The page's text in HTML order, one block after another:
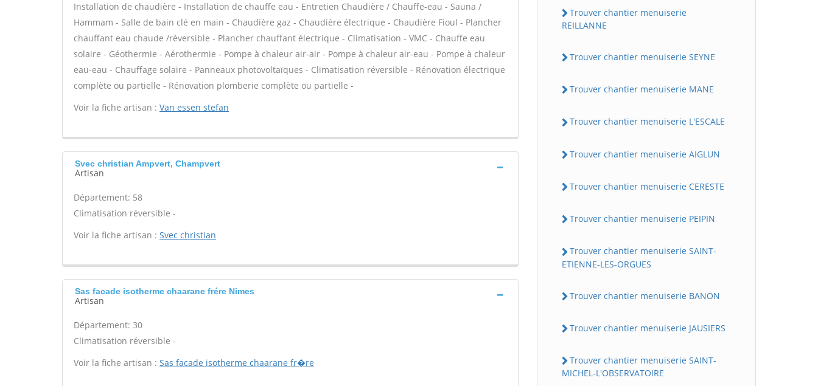
Installation de chaudière - Installation de chauffe eau - Entretien Chaudière / Chauffe-eau - Sauna /
Hammam - Salle de bain clé en main - Chaudière gaz - Chaudière électrique - Chaudière Fioul - Plancher
chauffant eau chaude /réversible - Plancher chauffant électrique - Climatisation - VMC - Chauffe eau
solaire - Géothermie - Aérothermie - Pompe à chaleur air-air - Pompe à chaleur air-eau - Pompe à chaleur
eau-eau - Chauffage solaire - Panneaux photovoltaïques - Climatisation réversible - Rénovation électrique
complète ou partielle - Rénovation plomberie complète ou partielle -
Voir la fiche artisan : Van essen stefan
Svec christian Ampvert, Champvert
Artisan
Département: 58
Climatisation réversible -
Voir la fiche artisan : Svec christian
Sas facade isotherme chaarane frére Nimes
Artisan
Département: 30
Climatisation réversible -
Voir la fiche artisan : Sas facade isotherme chaarane fr�re
Trouver chantier menuiserie
REILLANNE
Trouver chantier menuiserie SEYNE
Trouver chantier menuiserie MANE
Trouver chantier menuiserie L'ESCALE
Trouver chantier menuiserie AIGLUN
Trouver chantier menuiserie CERESTE
Trouver chantier menuiserie PEIPIN
Trouver chantier menuiserie SAINT-
ETIENNE-LES-ORGUES
Trouver chantier menuiserie BANON
Trouver chantier menuiserie JAUSIERS
Trouver chantier menuiserie SAINT-
MICHEL-L'OBSERVATOIRE